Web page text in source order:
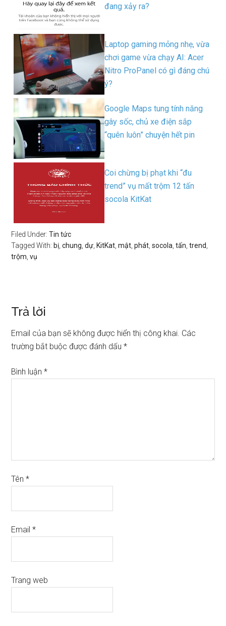
đang xảy ra?
Laptop gaming mỏng nhẹ, vừa
chơi game vừa chạy AI: Acer
Nitro ProPanel có gì đáng chú
ý?
Google Maps tung tính năng
gây sốc, chủ xe điện sắp
“quên luôn” chuyện hết pin
Coi chừng bị phạt khi “đu
trend” vụ mất trộm 12 tấn
socola KitKat
Filed Under:Tin tức
Tagged With: bị ,chung ,dự KitKat ,mật ,phát ,socola ,tấn ,trend
trộm ,vụ
Trả lời
Email của bạn sẽ không được hiển thị công khai. Các
trường bắt buộc được đánh dấu*
Bình luận*
Tên*
Email*
Trang web